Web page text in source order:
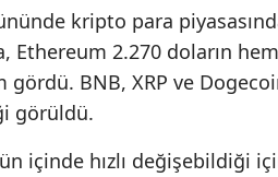
kripto para
Ethereum 2.270 doların
gördü. BNB, XRP ve
görüldü.
içinde hızlı değişebildiği